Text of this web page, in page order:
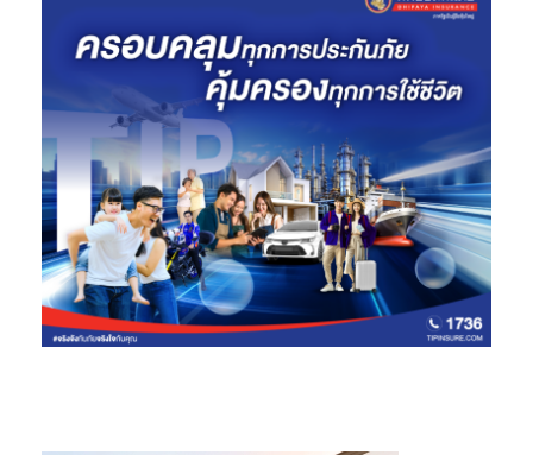
ในปี 2564 บริษัทฯ คาดหวังยอดขาย รถยนต์ DFSK รุ่น Glory i-Auto
ที่ 300 คัน และ มุ่งหวัง ยอดขาย 1,200 คัน ในปี 2565